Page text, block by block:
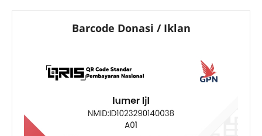
Barcode Donasi / Iklan